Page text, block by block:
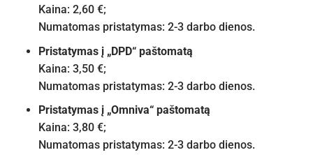
Kaina: 2,60 €;
Numatomas pristatymas: 2-3 darbo dienos.
Pristatymas į „DPD“ paštomatą
Kaina: 3,50 €;
Numatomas pristatymas: 2-3 darbo dienos.
Pristatymas į „Omniva“ paštomatą
Kaina: 3,80 €;
Numatomas pristatymas: 2-3 darbo dienos.